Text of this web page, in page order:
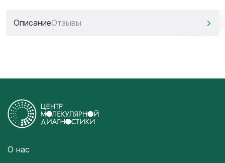
ОписаниеОтзывы
О нас